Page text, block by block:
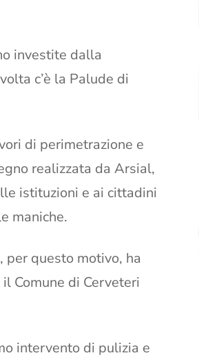
investite dalla
c’è la Palude di
di perimetrazione e
realizzata da Arsial,
istituzioni e ai cittadini
maniche.
per questo motivo, ha
Comune di Cerveteri
intervento di pulizia e